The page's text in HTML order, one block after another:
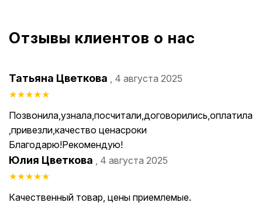
Отзывы клиентов о нас
Татьяна Цветкова , 4 августа 2025
★★★★★
Позвонила,узнала,посчитали,договорились,оплатила
,привезли,качество ценасроки
Благодарю!Рекомендую!
Юлия Цветкова , 4 августа 2025
★★★★★
Качественный товар, цены приемлемые.